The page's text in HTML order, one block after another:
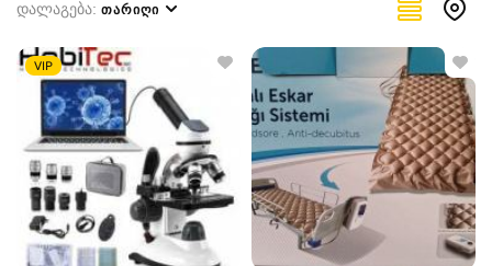
სამედიცინო ტრენაჟორები და მოდელები 0
საოპერაციოს მოწყობილობა და იარაღები 0
სასტერილიზაციო მოწყობილობა 1
სტომატოლოგიური განყოფილებები და სკამები 0
სტომატოლოგიური მოწყობილობა 0
სხვა 26
ტონომეტრები 1
ფიზიოთერაპიის მოწყობილობა 18
დალაგება: ᲗᲐᲠᲘᲦᲘ
VIP